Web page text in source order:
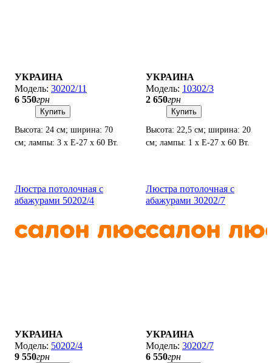
УКРАИНА
30202/11
6 550грн
Купить
Высота: 24 см; ширина: 70
см; лампы: 3 х Е-27 х 60 Вт.
УКРАИНА
10302/3
2 650грн
Купить
Высота: 22,5 см; ширина: 20
см; лампы: 1 х Е-27 х 60 Вт.
Люстра потолочная с
абажурами 50202/4
УКРАИНА
50202/4
9 550грн
Люстра потолочная с
абажурами 30202/7
УКРАИНА
30202/7
6 550грн